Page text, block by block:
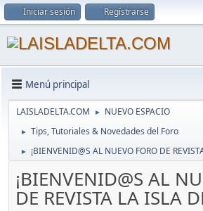
Iniciar sesión Regístrarse
Menú principal
LAISLADELTA.COM ► NUEVO ESPACIO
► Tips, Tutoriales & Novedades del Foro
► ¡BIENVENID@S AL NUEVO FORO DE
¡BIENVENID@S AL
DE REVISTA LA ISLA